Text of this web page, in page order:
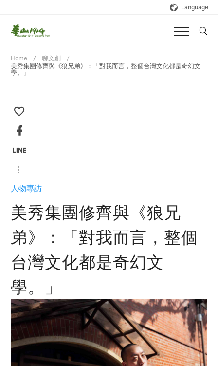
Language
Home
聊文創
美秀集團修齊與《狼兄弟》：「對我而言，整個台灣文化都是奇幻文
學。」
人物專訪
美秀集團修齊與《狼兄
弟》：「對我而言，整個
台灣文化都是奇幻文
學。」